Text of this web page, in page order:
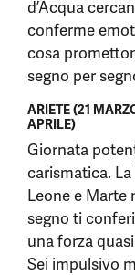
d’Acqua
conferme
cosa
segno per
ARIETE (21
APRILE)
Giornata
carismatica.
Leone e Marte
segno ti
una forza
Sei impulsivo